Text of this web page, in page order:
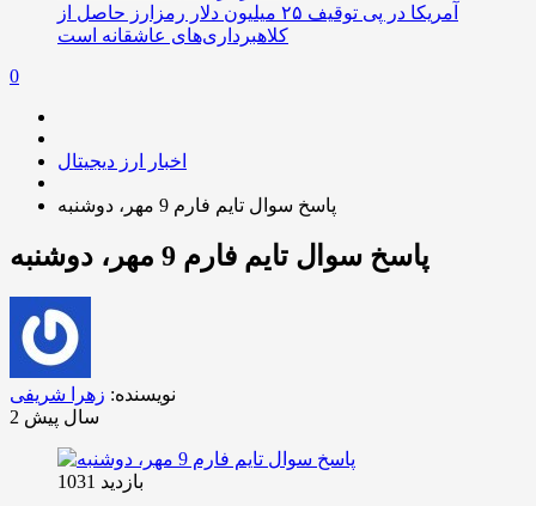
آمریکا در پی توقیف ۲۵ میلیون دلار رمزارز حاصل از
کلاهبرداری‌های عاشقانه است
0
اخبار ارز دیجیتال
پاسخ سوال تایم فارم 9 مهر، دوشنبه
پاسخ سوال تایم فارم 9 مهر، دوشنبه
نویسنده: زهرا شریفی
2 سال پیش
بازدید 1031